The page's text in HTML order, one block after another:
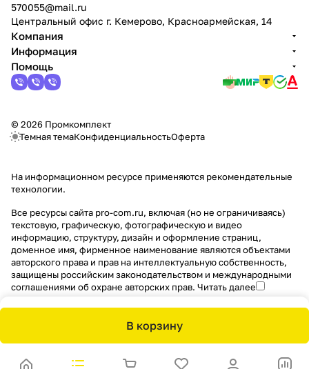
В корзину
570055@mail.ru
Центральный офис г. Кемерово, Красноармейская, 14
Компания
Информация
Помощь
© 2026 Промкомплект
Темная темаКонфиденциальностьОферта
На информационном ресурсе применяются рекомендательные
технологии.
Все ресурсы сайта pro-com.ru, включая (но не ограничиваясь)
текстовую, графическую, фотографическую и видео
информацию, структуру, дизайн и оформление страниц,
доменное имя, фирменное наименование являются объектами
авторского права и прав на интеллектуальную собственность,
защищены российским законодательством и международными
соглашениями об охране авторских прав. Читать далее